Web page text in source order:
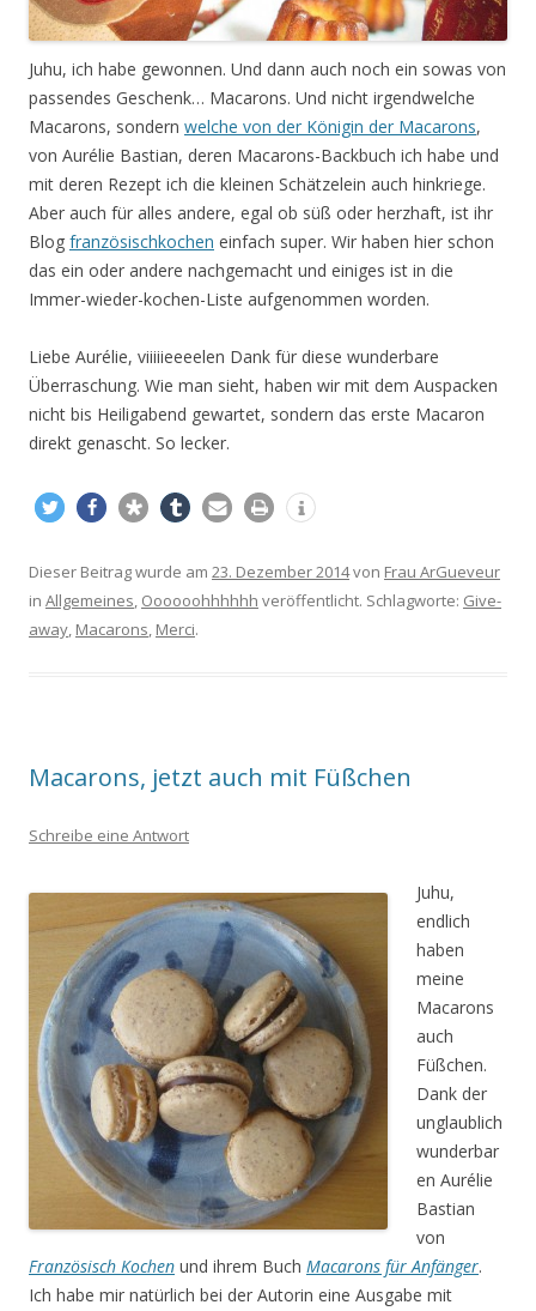
Juhu, ich habe gewonnen. Und dann auch noch ein sowas von
passendes Geschenk… Macarons. Und nicht irgendwelche
Macarons, sondern welche von der Königin der Macarons,
von Aurélie Bastian, deren Macarons-Backbuch ich habe und
mit deren Rezept ich die kleinen Schätzelein auch hinkriege.
Aber auch für alles andere, egal ob süß oder herzhaft, ist ihr
Blog französischkochen einfach super. Wir haben hier schon
das ein oder andere nachgemacht und einiges ist in die
Immer-wieder-kochen-Liste aufgenommen worden.
Liebe Aurélie, viiiiieeeelen Dank für diese wunderbare
Überraschung. Wie man sieht, haben wir mit dem Auspacken
nicht bis Heiligabend gewartet, sondern das erste Macaron
direkt genascht. So lecker.
Dieser Beitrag wurde am 23. Dezember 2014von Frau ArGueveur
in Allgemeines, Oooooohhhhhh veröffentlicht. Schlagworte: Give-
away, Macarons, Merci.
Macarons, jetzt auch mit Füßchen
Schreibe eine Antwort
Juhu,
endlich
haben
meine
Macarons
auch
Füßchen.
Dank der
unglaublich
wunderbar
en Aurélie
Bastian
von
Französisch Kochen und ihrem Buch Macarons für Anfänger.
Ich habe mir natürlich bei der Autorin eine Ausgabe mit